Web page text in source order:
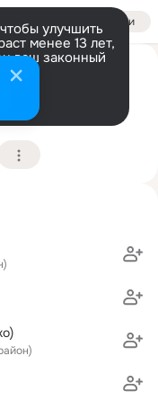
Войти
улучшить
менее 13 лет,
ваш законный
район)